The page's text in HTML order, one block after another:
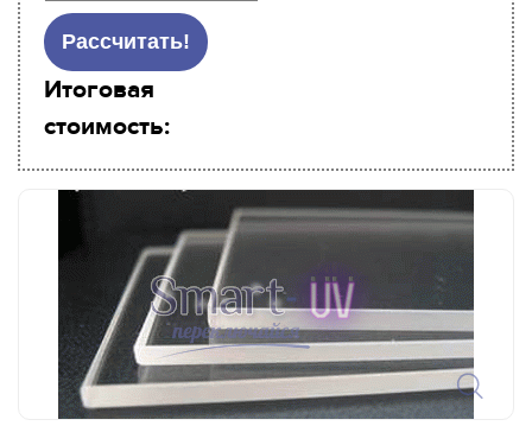
Итоговая
стоимость: